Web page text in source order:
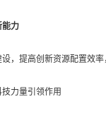
力
，提高创新资源配置效
力量引领作用